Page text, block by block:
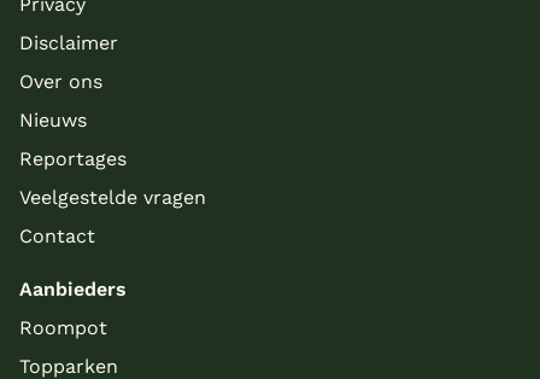
Privacy
Disclaimer
Over ons
Nieuws
Reportages
Veelgestelde vragen
Contact
Aanbieders
Roompot
Topparken